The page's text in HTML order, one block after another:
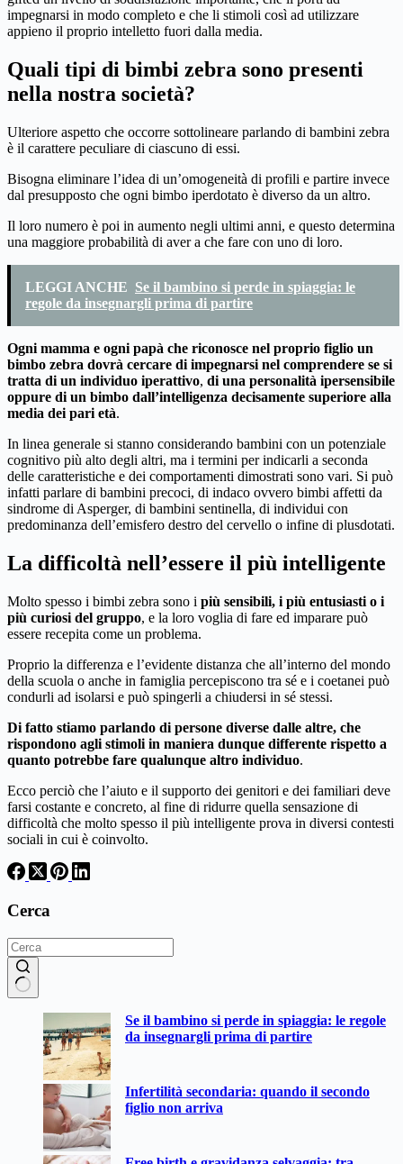
impegnarsi in modo completo e che li stimoli così ad utilizzare
appieno il proprio intelletto fuori dalla media.
Quali tipi di bimbi zebra sono presenti
nella nostra società?
Ulteriore aspetto che occorre sottolineare parlando di bambini zebra
è il carattere peculiare di ciascuno di essi.
Bisogna eliminare l’idea di un’omogeneità di profili e partire invece
dal presupposto che ogni bimbo iperdotato è diverso da un altro.
Il loro numero è poi in aumento negli ultimi anni, e questo determina
una maggiore probabilità di aver a che fare con uno di loro.
LEGGI ANCHE Se il bambino si perde in spiaggia: le
regole da insegnargli prima di partire
Ogni mamma e ogni papà che riconosce nel proprio figlio un
bimbo zebra dovrà cercare di impegnarsi nel comprendere se si
tratta di un individuo iperattivo, di una personalità ipersensibile
oppure di un bimbo dall’intelligenza decisamente superiore alla
media dei pari età.
In linea generale si stanno considerando bambini con un potenziale
cognitivo più alto degli altri, ma i termini per indicarli a seconda
delle caratteristiche e dei comportamenti dimostrati sono vari. Si può
infatti parlare di bambini precoci, di indaco ovvero bimbi affetti da
sindrome di Asperger, di bambini sentinella, di individui con
predominanza dell’emisfero destro del cervello o infine di plusdotati.
La difficoltà nell’essere il più intelligente
Molto spesso i bimbi zebra sono i più sensibili, i più entusiasti o i
più curiosi del gruppo, e la loro voglia di fare ed imparare può
essere recepita come un problema.
Proprio la differenza e l’evidente distanza che all’interno del mondo
della scuola o anche in famiglia percepiscono tra sé e i coetanei può
condurli ad isolarsi e può spingerli a chiudersi in sé stessi.
Di fatto stiamo parlando di persone diverse dalle altre, che
rispondono agli stimoli in maniera dunque differente rispetto a
quanto potrebbe fare qualunque altro individuo.
Ecco perciò che l’aiuto e il supporto dei genitori e dei familiari deve
farsi costante e concreto, al fine di ridurre quella sensazione di
difficoltà che molto spesso il più intelligente prova in diversi contesti
sociali in cui è coinvolto.
Cerca
Se il bambino si perde in spiaggia: le regole
da insegnargli prima di partire
Infertilità secondaria: quando il secondo
figlio non arriva